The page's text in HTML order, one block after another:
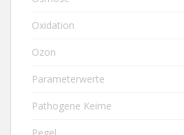
Oxidation
Ozon
Parameterwerte
Pathogene Keime